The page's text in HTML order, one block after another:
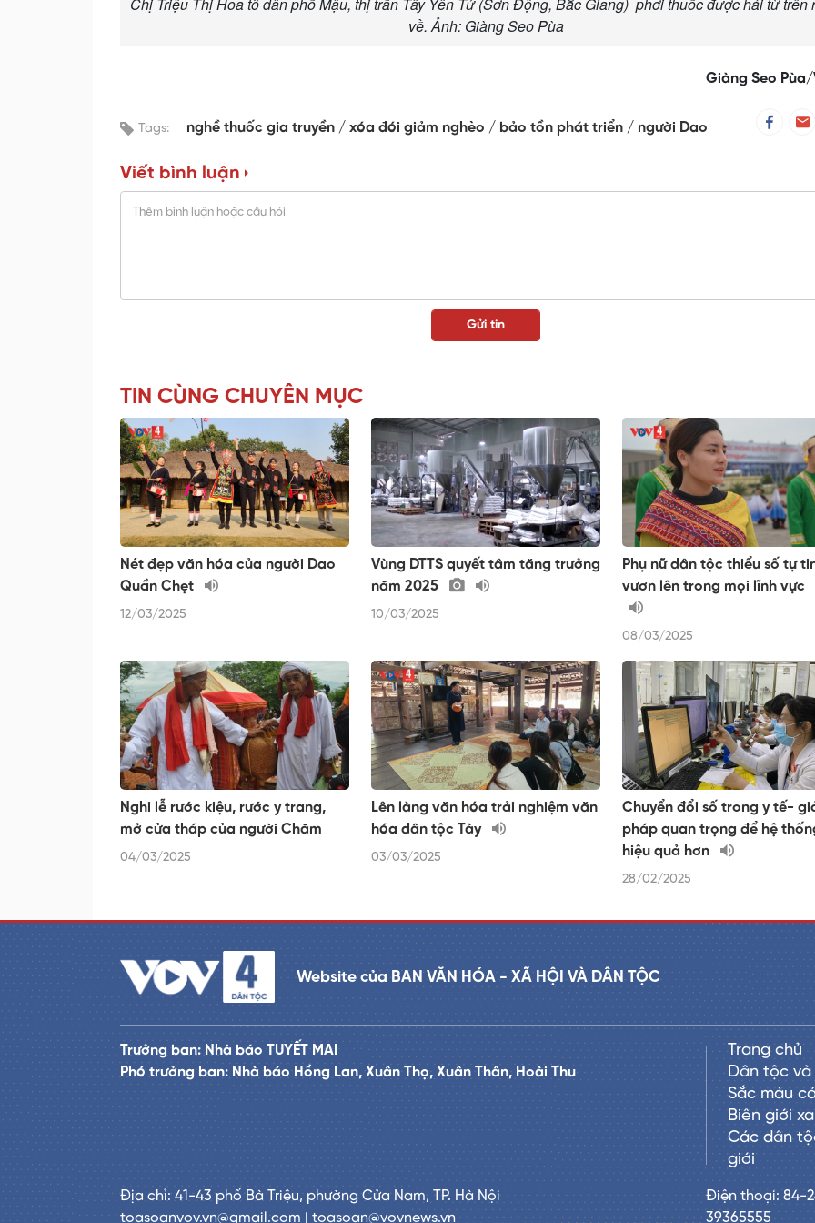
Chị Triệu Thị Hoa tổ dân phố Mậu, thị trấn Tây Yên Tử (Sơn Động, Bắc Giang) phơi thuốc được hái từ trên
về. Ảnh: Giàng Seo Pùa
Giàng Seo Pùa/
Tags: nghề thuốc gia truyền xóa đói giảm nghèo bảo tồn phát triển người Dao
Viết bình luận
TIN CÙNG CHUYÊN MỤC
Nét đẹp văn hóa của người Dao
Quần Chẹt
12/03/2025
Vùng DTTS quyết tâm tăng trưởng
năm 2025
10/03/2025
Phụ nữ dân tộc thiểu số tự
vươn lên trong mọi lĩnh vực
08/03/2025
Nghi lễ rước kiệu, rước y trang,
mở cửa tháp của người Chăm
04/03/2025
Lên làng văn hóa trải nghiệm văn
hóa dân tộc Tày
03/03/2025
Chuyển đổi số trong y tế-
pháp quan trọng để hệ
hiệu quả hơn
28/02/2025
Website của BAN VĂN HÓA - XÃ HỘI VÀ DÂN TỘC
Trưởng ban: Nhà báo TUYẾT MAI
Phó trưởng ban: Nhà báo Hồng Lan, Xuân Thọ, Xuân Thân, Hoài Thu
Trang chủ
Dân tộc
Sắc màu
Biên giới
Các dân
giới
Địa chỉ: 41-43 phố Bà Triệu, phường Cửa Nam, TP. Hà Nội
toasoanvov.vn@gmail.com | toasoan@vovnews.vn
Điện thoại: 84-
39365555